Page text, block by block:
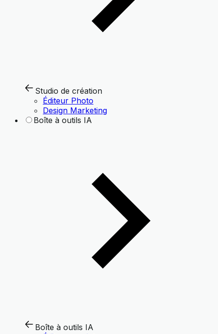
Studio de création
Éditeur Photo
Design Marketing
Boîte à outils IA
Boîte à outils IA